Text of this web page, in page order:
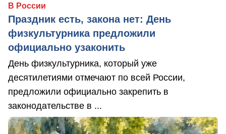
В России
Праздник есть, закона нет: День
физкультурника предложили
официально узаконить
День физкультурника, который уже
десятилетиями отмечают по всей России,
предложили официально закрепить в
законодательстве в ...